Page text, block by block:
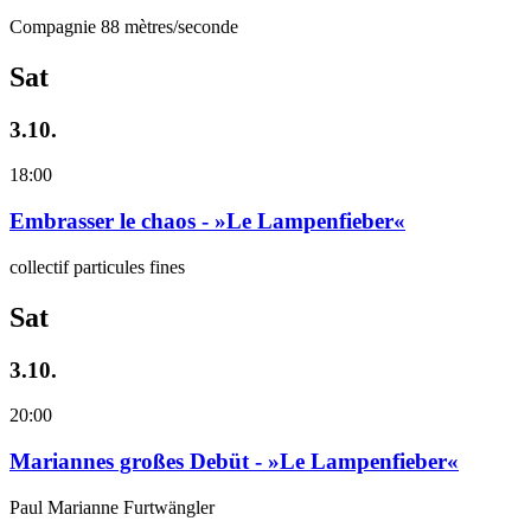
Compagnie 88 mètres/seconde
Sat
3.10.
18:00
Embrasser le chaos - »Le Lampenfieber«
collectif particules fines
Sat
3.10.
20:00
Mariannes großes Debüt - »Le Lampenfieber«
Paul Marianne Furtwängler